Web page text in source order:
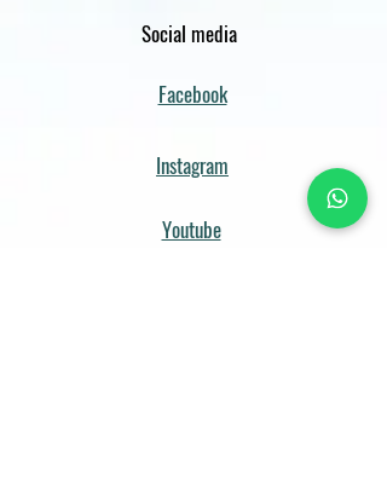
Social media
Facebook
Instagram
Youtube